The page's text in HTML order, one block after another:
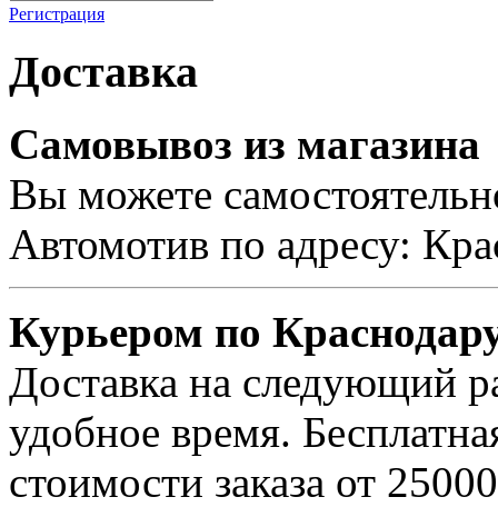
Регистрация
Доставка
Самовывоз из магазина
Вы можете
Автомотив по адресу:
Курьером по
Доставка на следующий
удобное время.
стоимости заказа от